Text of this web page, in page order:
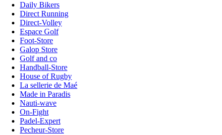
Daily Bikers
Direct Running
Direct-Volley
Espace Golf
Foot-Store
Galop Store
Golf and co
Handball-Store
House of Rugby
La sellerie de Maé
Made in Paradis
Nauti-wave
On-Fight
Padel-Expert
Pecheur-Store